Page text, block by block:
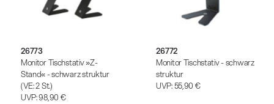
26773
Monitor Tischstativ »Z-
Stand« - schwarz struktur
(VE: 2 St.)
UVP:98,90 €
26772
Monitor Tischstativ - schwarz
struktur
UVP:55,90 €